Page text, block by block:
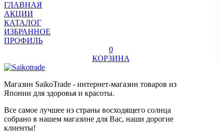
ГЛАВНАЯ
АКЦИИ
КАТАЛОГ
ИЗБРАННОЕ
ПРОФИЛЬ
0
КОРЗИНА
Магазин SaikoTrade - интернет-магазин товаров из
Японии для здоровья и красоты.
Все самое лучшее из страны восходящего солнца
собрано в нашем магазине для Вас, наши дорогие
клиенты!